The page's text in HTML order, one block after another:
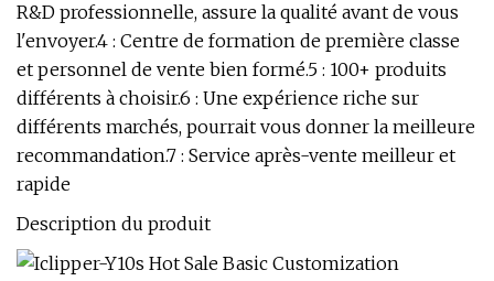
R&D professionnelle, assure la qualité avant de vous
l'envoyer.4 : Centre de formation de première classe
et personnel de vente bien formé.5 : 100+ produits
différents à choisir.6 : Une expérience riche sur
différents marchés, pourrait vous donner la meilleure
recommandation.7 : Service après-vente meilleur et
rapide
Description du produit